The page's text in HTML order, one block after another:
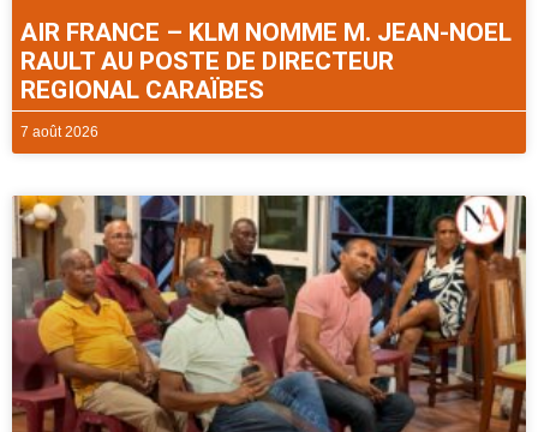
AIR FRANCE – KLM NOMME M. JEAN-NOEL
RAULT AU POSTE DE DIRECTEUR
REGIONAL CARAÏBES
7 août 2026